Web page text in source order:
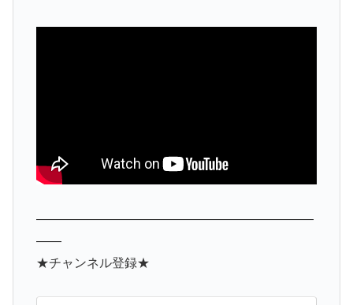
——————————————————————
——
★チャンネル登録★